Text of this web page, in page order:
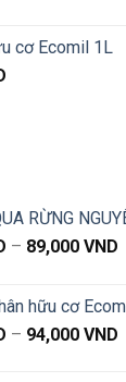
cơ Ecomil 1L
RỪNG
– 89,000 VND
hữu cơ
– 94,000 VND